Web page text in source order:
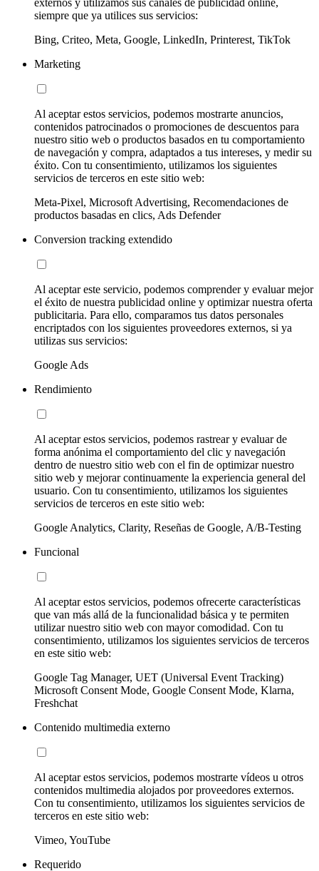
siempre que ya utilices sus servicios:
Bing, Criteo, Meta, Google, LinkedIn, Printerest, TikTok
Marketing
Al aceptar estos servicios, podemos mostrarte anuncios,
contenidos patrocinados o promociones de descuentos para
nuestro sitio web o productos basados en tu comportamiento
de navegación y compra, adaptados a tus intereses, y medir su
éxito. Con tu consentimiento, utilizamos los siguientes
servicios de terceros en este sitio web:
Meta-Pixel, Microsoft Advertising, Recomendaciones de
productos basadas en clics, Ads Defender
Conversion tracking extendido
Al aceptar este servicio, podemos comprender y evaluar mejor
el éxito de nuestra publicidad online y optimizar nuestra oferta
publicitaria. Para ello, comparamos tus datos personales
encriptados con los siguientes proveedores externos, si ya
utilizas sus servicios:
Google Ads
Rendimiento
Al aceptar estos servicios, podemos rastrear y evaluar de
forma anónima el comportamiento del clic y navegación
dentro de nuestro sitio web con el fin de optimizar nuestro
sitio web y mejorar continuamente la experiencia general del
usuario. Con tu consentimiento, utilizamos los siguientes
servicios de terceros en este sitio web:
Google Analytics, Clarity, Reseñas de Google, A/B-Testing
Funcional
Al aceptar estos servicios, podemos ofrecerte características
que van más allá de la funcionalidad básica y te permiten
utilizar nuestro sitio web con mayor comodidad. Con tu
consentimiento, utilizamos los siguientes servicios de terceros
en este sitio web:
Google Tag Manager, UET (Universal Event Tracking)
Microsoft Consent Mode, Google Consent Mode, Klarna,
Freshchat
Contenido multimedia externo
Al aceptar estos servicios, podemos mostrarte vídeos u otros
contenidos multimedia alojados por proveedores externos.
Con tu consentimiento, utilizamos los siguientes servicios de
terceros en este sitio web:
Vimeo, YouTube
Requerido